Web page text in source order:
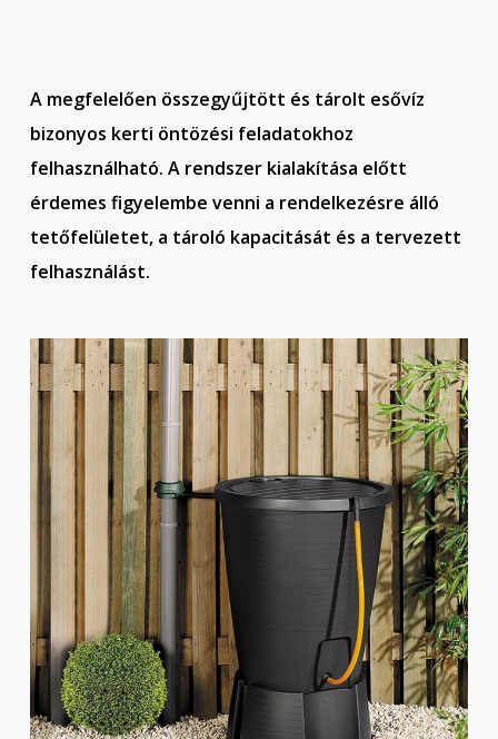
A megfelelően összegyűjtött és tárolt esővíz
bizonyos kerti öntözési feladatokhoz
felhasználható. A rendszer kialakítása előtt
érdemes figyelembe venni a rendelkezésre álló
tetőfelületet, a tároló kapacitását és a tervezett
felhasználást.